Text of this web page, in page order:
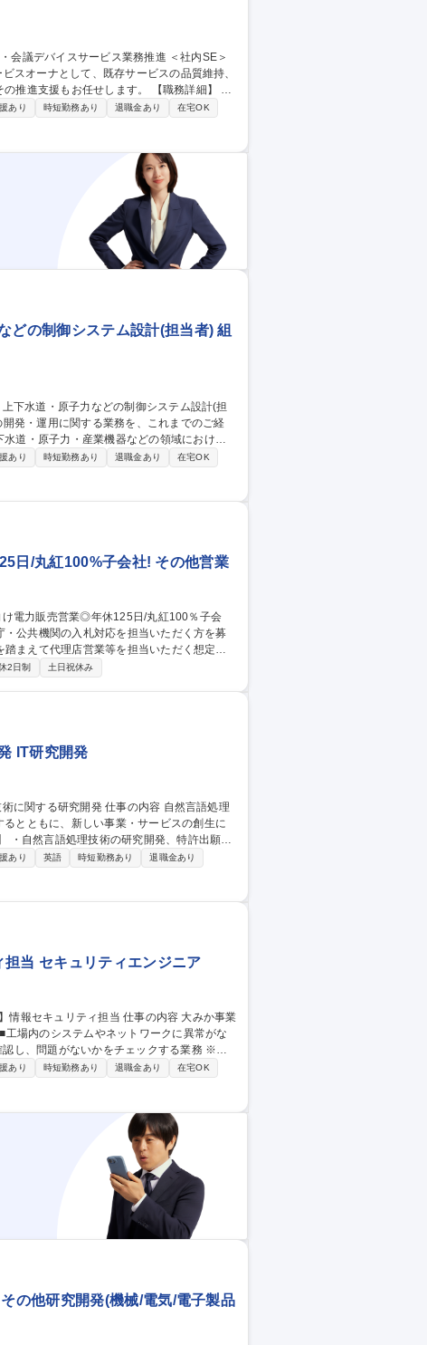
スオーナとして、既存サービスの品質維持、
お任せします。 【職務詳細】 ■
スの維持、改善、運用 ■サービス全般の売上
集職種 【2169】日立グ
あり 時短勤務あり 退職金あり
在宅OK
どの制御システム設計(担当者) 組
道・原子力・産業機器などの領域における
ロジェクトマネジメントなど、幅広い業務
機器、プラント等）・ソフトウェア開発
、導入支援・プロジェクト計画策定、進捗
ン開発 募集職種 【オープン
者)
あり 時短勤務あり 退職金あり
在宅OK
日/丸紅100%子会社! その他営業
まえて代理店営業等を担当いただく想定で
募集職種 ★業界未経験歓
2日制 土日祝休み
IT研究開発
とともに、新しい事業・サービスの創生に
品試作・実証実験等の提案・実施 ・自然言
処理技
あり 英語 時短勤務あり
退職金あり
担当 セキュリティエンジニア
し、問題がないかをチェックする業務 ※い
）業務にあたります。 ※業務内容は、ご経
あり 時短勤務あり 退職金あり
在宅OK
の他研究開発(機械/電気/電子製品